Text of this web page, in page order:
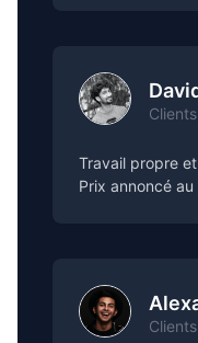
Clients
Travail propre
Prix annoncé
Clients